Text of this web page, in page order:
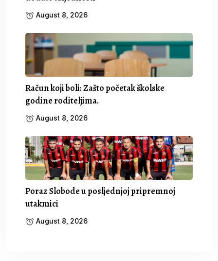
August 8, 2026
Račun koji boli: Zašto početak školske
godine roditeljima.
August 8, 2026
Poraz Slobode u posljednjoj pripremnoj
utakmici
August 8, 2026